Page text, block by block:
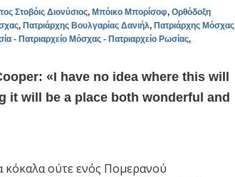
Στοβόις Διονύσιος, Μπόικο Μπορίσοφ, Ορθόδοξη
, Πατριάρχης Βουλγαρίας Δανιήλ, Πατριάρχης Μόσχας
- Πατριαρχείο Μόσχας - Πατριαρχείο Ρωσίας,
«I have no idea where this will
it will be a place both wonderful and
κόκαλα ούτε ενός Πομερανού